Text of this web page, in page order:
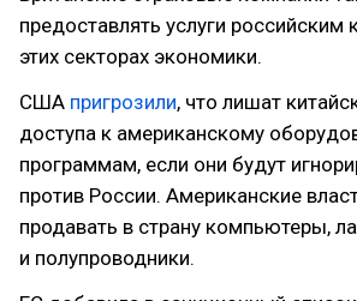
предоставлять услуги российским
этих секторах экономики.
США пригрозили, что лишат
доступа к американскому
программам, если они будут
против России. Американские
продавать в страну компьютеры,
и полупроводники.